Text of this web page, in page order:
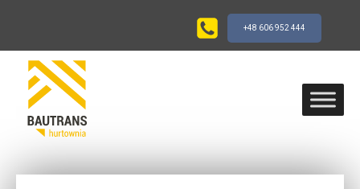
+48 606 952 444